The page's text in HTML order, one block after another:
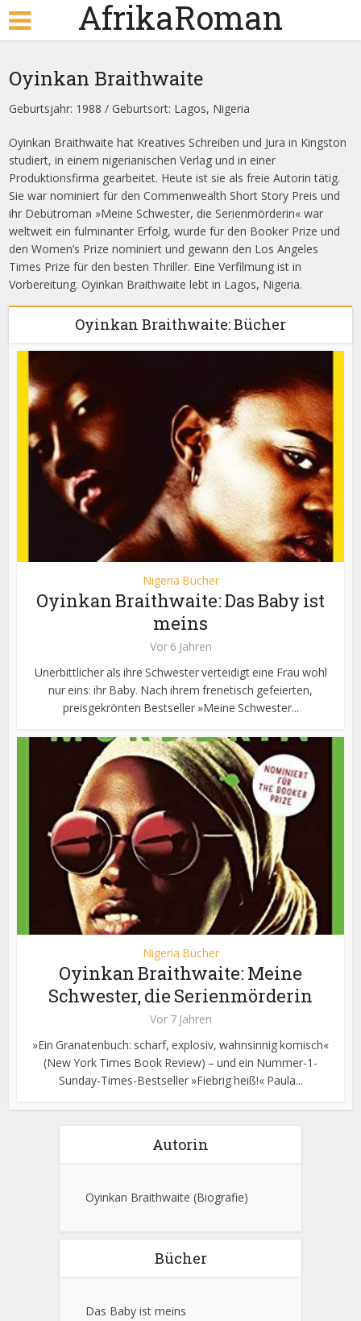
AfrikaRoman
Oyinkan Braithwaite
Geburtsjahr: 1988 / Geburtsort: Lagos, Nigeria
Oyinkan Braithwaite hat Kreatives Schreiben und Jura in Kingston
studiert, in einem nigerianischen Verlag und in einer
Produktionsfirma gearbeitet. Heute ist sie als freie Autorin tätig.
Sie war nominiert für den Commenwealth Short Story Preis und
ihr Debütroman »Meine Schwester, die Serienmörderin« war
weltweit ein fulminanter Erfolg, wurde für den Booker Prize und
den Women’s Prize nominiert und gewann den Los Angeles
Times Prize für den besten Thriller. Eine Verfilmung ist in
Vorbereitung. Oyinkan Braithwaite lebt in Lagos, Nigeria.
Oyinkan Braithwaite: Bücher
Nigeria Bücher
Oyinkan Braithwaite: Das Baby ist
meins
Vor 6 Jahren
Unerbittlicher als ihre Schwester verteidigt eine Frau wohl
nur eins: ihr Baby. Nach ihrem frenetisch gefeierten,
preisgekrönten Bestseller »Meine Schwester...
Nigeria Bücher
Oyinkan Braithwaite: Meine
Schwester, die Serienmörderin
Vor 7 Jahren
»Ein Granatenbuch: scharf, explosiv, wahnsinnig komisch«
(New York Times Book Review) – und ein Nummer-1-
Sunday-Times-Bestseller »Fiebrig heiß!« Paula...
Autorin
Oyinkan Braithwaite (Biografie)
Bücher
Das Baby ist meins